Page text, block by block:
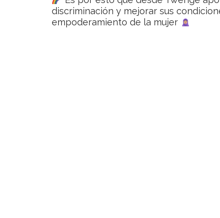
discriminación y mejorar sus
empoderamiento de la mujer